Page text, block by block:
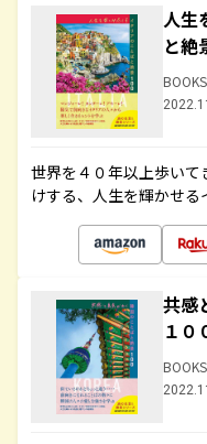
人生
と絶
世界を４０年以上歩い
けする、人生を輝かせ
共感
１０